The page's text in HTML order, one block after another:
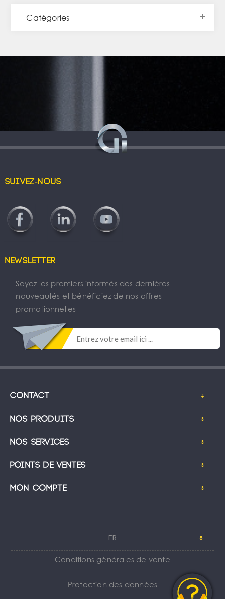
Catégories
Suivez-nous
Newsletter
Soyez les premiers informés des dernières
nouveautés et bénéficiez de nos offres
promotionnelles
Contact
Nos produits
Nos services
Points de ventes
Mon compte
FR
Conditions générales de vente
｜
Protection des données